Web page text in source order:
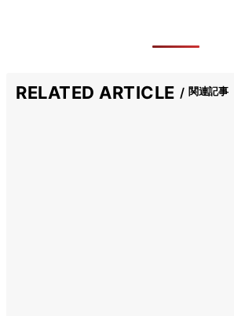
RELATED ARTICLE 関連記事